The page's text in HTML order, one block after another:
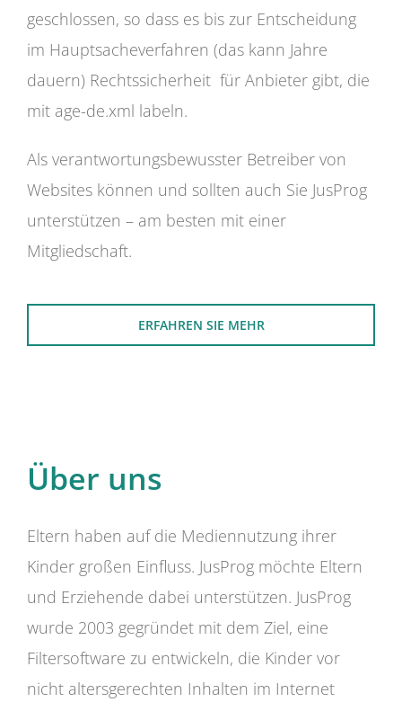
geschlossen, so dass es bis zur Entscheidung
im Hauptsacheverfahren (das kann Jahre
dauern) Rechtssicherheit für Anbieter gibt, die
mit age-de.xml labeln.
Als verantwortungsbewusster Betreiber von
Websites können und sollten auch Sie JusProg
unterstützen – am besten mit einer
Mitgliedschaft.
ERFAHREN SIE MEHR
Über uns
Eltern haben auf die Mediennutzung ihrer
Kinder großen Einfluss. JusProg möchte Eltern
und Erziehende dabei unterstützen. JusProg
wurde 2003 gegründet mit dem Ziel, eine
Filtersoftware zu entwickeln, die Kinder vor
nicht altersgerechten Inhalten im Internet